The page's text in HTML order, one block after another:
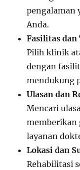
pengalaman
Anda.
Fasilitas dan
Pilih klinik
dengan
mendukung
Ulasan dan
Mencari
memberikan
layanan
Lokasi dan
Rehabilitasi